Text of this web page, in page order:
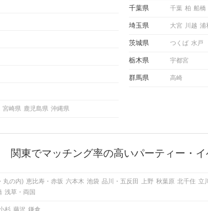
宮崎県 鹿児島県 沖縄県
千葉県 千葉 柏 船橋
埼玉県 大宮 川越 浦
茨城県 つくば 水戸
栃木県 宇都宮
群馬県 高崎
関東でマッチング率の高いパーティー・イ
丸の内) 恵比寿・赤坂 六本木 池袋 品川・五反田 上野 秋葉原 北千住 立
浅草・両国
杉 藤沢 鎌倉